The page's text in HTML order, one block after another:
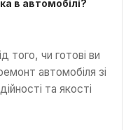
в автомобілі?
того, чи готові ви
автомобіля зі
та якості